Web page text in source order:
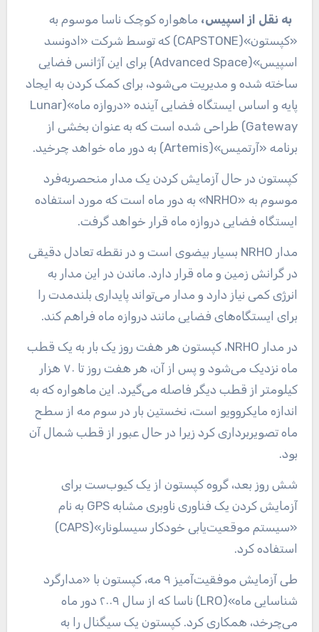
به نقل از اسپیس، ماهواره کوچک ناسا موسوم به
«کپستون»(CAPSTONE) که توسط شرکت «ادونسد
اسپیس»(Advanced Space) برای این آژانس فضایی
ساخته شده و مدیریت می‌شود، برای کمک کردن به ایجاد
پایه و اساس ایستگاه فضایی آینده «دروازه ماه»(Lunar
Gateway) طراحی شده است که به عنوان بخشی از
برنامه «آرتمیس»(Artemis) به دور ماه خواهد چرخید.
کپستون در حال آزمایش کردن یک مدار منحصربه‌فرد
موسوم به «NRHO» به دور ماه است که مورد استفاده
ایستگاه فضایی دروازه ماه قرار خواهد گرفت.
مدار NRHO بسیار بیضوی است و در نقطه تعادل دقیقی
در گرانش زمین و ماه قرار دارد. ماندن در این مدار به
انرژی کمی نیاز دارد و مدار می‌تواند پایداری بلندمدت را
برای ایستگاه‌های فضایی مانند دروازه ماه فراهم کند.
در مدار NRHO، کپستون هر هفت روز یک بار به یک قطب
ماه نزدیک می‌شود و پس از آن، هر هفت روز تا ۷۰ هزار
کیلومتر از قطب دیگر فاصله می‌گیرد. این ماهواره که به
اندازه مایکروویو است، نخستین بار در سوم مه از سطح
ماه تصویربرداری کرد زیرا در حال عبور از قطب شمال آن
بود.
شش روز بعد، گروه کپستون از یک کیوب‌ست برای
آزمایش کردن یک فناوری ناوبری مشابه GPS به نام
«سیستم موقعیت‌یابی خودکار سیسلونار»(CAPS)
استفاده کرد.
طی آزمایش موفقیت‌آمیز ۹ مه، کپستون با «مدارگرد
شناسایی ماه»(LRO) ناسا که از سال ۲۰۰۹ دور ماه
می‌چرخد، همکاری کرد. کپستون یک سیگنال را به